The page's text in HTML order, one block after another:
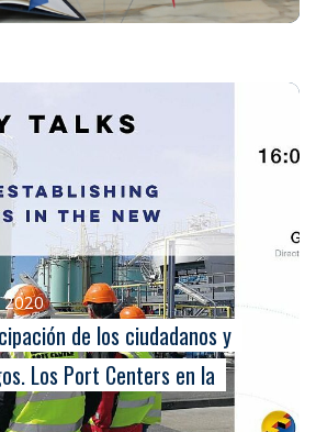
2020
de los ciudadanos y
Los Port Centers en la